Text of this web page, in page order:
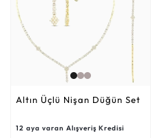
Altın Üçlü Nişan Düğün Set
12 aya varan Alışveriş Kredisi